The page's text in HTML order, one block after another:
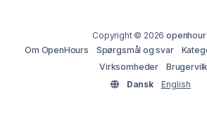
Copyright © 2026
Om OpenHours
Spørgsmål og svar
Virksomheder
Dansk
English